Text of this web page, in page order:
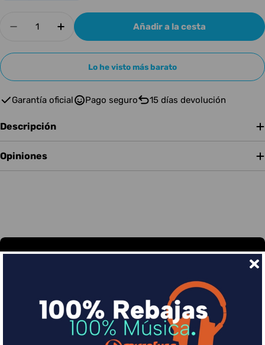
Disminuir cantidad para IBANEZ GSR206B WNF
Aumentar cantidad para IBANEZ
Añadir a la cesta
Lo he visto más barato
Garantía oficial Pago seguro 15 días devolución
Descripción
Opiniones
Financia tus compras con Sequra
Divide en 3 sin coste o hasta en 18 meses por una
pequeña cuota al mes con Sequra
Más info